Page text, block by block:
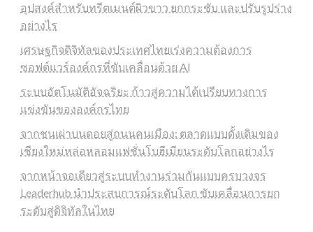
อุปสงค์สำหรับทรีตเมนต์ผิวขาว ยกกระชับ และปรับรูปร่าง
อย่างไร
เศรษฐกิจดิจิทัลของประเทศไทยเร่งความต้องการ
ซอฟต์แวร์องค์กรที่ขับเคลื่อนด้วย AI
ระบบอัตโนมัติอัจฉริยะ ก้าวสู่ความได้เปรียบทางการ
แข่งขันขององค์กรไทย
จากชนเผ่าบนดอยสู่ถนนคนเมือง: ตลาดแบบดั้งเดิมของ
เชียงใหม่หล่อหลอมแฟชั่นโบฮีเมียนระดับโลกอย่างไร
จากหน้าจอเดียวสู่ระบบทำงานร่วมกันแบบครบวงจร
Leaderhub นำประสบการณ์ระดับโลก ขับเคลื่อนการยก
ระดับสู่ดิจิทัลในไทย